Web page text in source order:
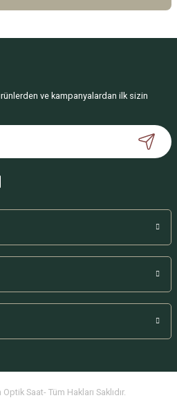
Paylaş
ve kampanyalardan ilk sizin
Saat- Tüm Hakları Saklıdır.